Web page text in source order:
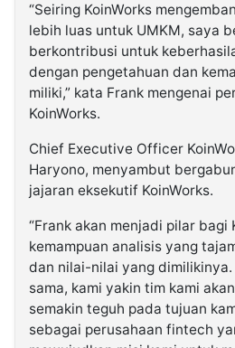
“Seiring KoinWorks
lebih luas untuk UMKM, saya
berkontribusi untuk
dengan pengetahuan dan
miliki,” kata Frank mengenai
KoinWorks.
Chief Executive Officer
Haryono, menyambut
jajaran eksekutif KoinWorks.
“Frank akan menjadi pilar bagi
kemampuan analisis yang
dan nilai-nilai yang
sama, kami yakin tim kami
semakin teguh pada tujuan
sebagai perusahaan fintech